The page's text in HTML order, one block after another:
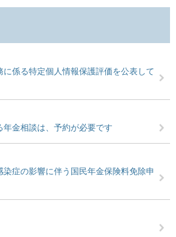
に係る特定個人情報保護評価を公表して
金相談は、予約が必要です
染症の影響に伴う国民年金保険料免除申